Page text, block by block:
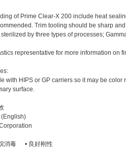
of Prime Clear-X 200 include heat
Trim tooling should be sharp
by three types of processes;
representative for more information on
with HIPS or GP carriers so it may be
surface.
(English)
消毒
• 良好刚性